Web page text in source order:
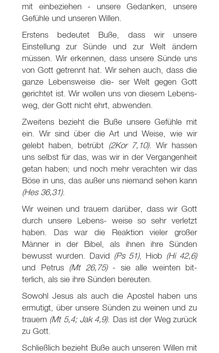
mit einbeziehen - unsere Gedanken, unsere
Gefühle und unseren Willen.
Erstens bedeutet Buße, dass wir unsere
Einstellung zur Sünde und zur Welt ändern
müssen. Wir erkennen, dass unsere Sünde uns
von Gott getrennt hat. Wir sehen auch, dass die
ganze Lebensweise die- ser Welt gegen Gott
gerichtet ist. Wir wollen uns von diesem Lebens-
weg, der Gott nicht ehrt, abwenden.
Zweitens bezieht die Buße unsere Gefühle mit
ein. Wir sind über die Art und Weise, wie wir
gelebt haben, betrübt (2Kor 7,10). Wir hassen
uns selbst für das, was wir in der Vergangenheit
getan haben; und noch mehr verachten wir das
Böse in uns, das außer uns niemand sehen kann
(Hes 36,31).
Wir weinen und trauern darüber, dass wir Gott
durch unsere Lebens- weise so sehr verletzt
haben. Das war die Reaktion vieler großer
Männer in der Bibel, als ihnen ihre Sünden
bewusst wurden. David (Ps 51), Hiob (Hi 42,6)
und Petrus (Mt 26,75)- sie alle weinten bit-
terlich, als sie ihre Sünden bereuten.
Sowohl Jesus als auch die Apostel haben uns
ermutigt, über unsere Sünden zu weinen und zu
trauern (Mt 5,4; Jak 4,9). Das ist der Weg zurück
zu Gott.
Schließlich bezieht Buße auch unseren Willen mit